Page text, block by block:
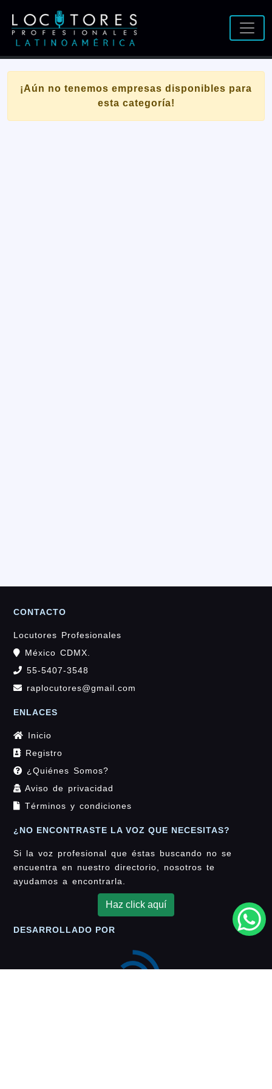
¡Aún no tenemos empresas disponibles para
esta categoría!
CONTACTO
Locutores Profesionales
México CDMX.
55-5407-3548
raplocutores@gmail.com
ENLACES
Inicio
Registro
¿Quiénes Somos?
Aviso de privacidad
Términos y condiciones
¿NO ENCONTRASTE LA VOZ QUE NECESITAS?
Si la voz profesional que éstas buscando no se
encuentra en nuestro directorio, nosotros te
ayudamos a encontrarla.
Haz click aquí
DESARROLLADO POR